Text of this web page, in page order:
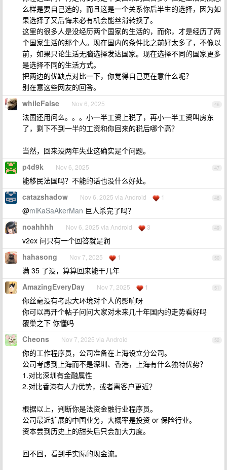
么样是要自己选的，而且这是一个关系你后半生的选择，因为如
果选择了又后悔未必有机会能丝滑转换了。
这里的很多人是没经历两个国家的生活的，而你，才是经历了两
个国家生活的那个人。现在国内的条件比之前好太多了，不像以
前，如果只论生活无脑选择发达国家。现在选择不同的国家更多
是选择不同的生活方式。
把两边的优缺点对比一下，你觉得自己更在意什么呢？
别在意这些网友的回答。
46
whileFalse Nov 6, 2025
法国还用问么。。。小一半工资上税了，再小一半工资叫房东
了，剩下不到一半的工资和你回来的税后哪个高？
当然，回来没两年失业这确实是个问题。
47
p4d9k Nov 6, 2025
能移民法国吗？不能的话也没什么好处。
48
catazshadow Nov 6, 2025 via Android 1
@miKaSaAkerMan 巨人杀完了吗？
49
noahhhh Nov 6, 2025 via Android 3
v2ex 问只有一个回答就是润
50
hahasong Nov 7, 2025 1
满 35 了没，算算回来能干几年
51
AmazingEveryDay Nov 7, 2025 1
你丝毫没有考虑大环境对个人的影响呀
你可以再开个帖子问问大家对未来几十年国内的走势看好吗
覆巢之下 你懂吗
52
Cheons Nov 7, 2025 via Android
你的工作程序员，公司准备在上海设立分公司。
公司考虑到上海而不是深圳、香港，上海有什么独特优势？
1.对比深圳有金融属性
2.对比香港有人力优势，或者离客户更近？
根据以上，判断你是法资金融行业程序员。
公司最近扩展的中国业务，大概率是投资 or 保险行业。
资本尝到历史上的甜头后只会加大力度。
回不回，看到手实际的现金流。